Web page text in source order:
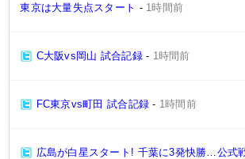
東京は大量失点スタート - 1時間前
C大阪vs岡山 試合記録- 1時間前
FC東京vs町田 試合記録 - 1時間前
広島が白星スタート! 千葉に3発快勝…公式